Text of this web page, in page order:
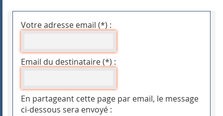
Votre adresse email (*) :
Email du destinataire (*) :
En partageant cette page par email, le message
ci-dessous sera envoyé :